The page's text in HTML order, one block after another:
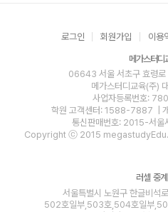
로그인 회원가입 이용
메가스터디
06643 서울 서초구 효령로
메가스터디교육(주)
사업자등록번호:
학원 고객센터: 1588-7887
|
통신판매번호: 2015-서
Copyright ⓒ 2015
러셀 중
서울특별시 노원구 한글비
502호일부,503호,504호일부